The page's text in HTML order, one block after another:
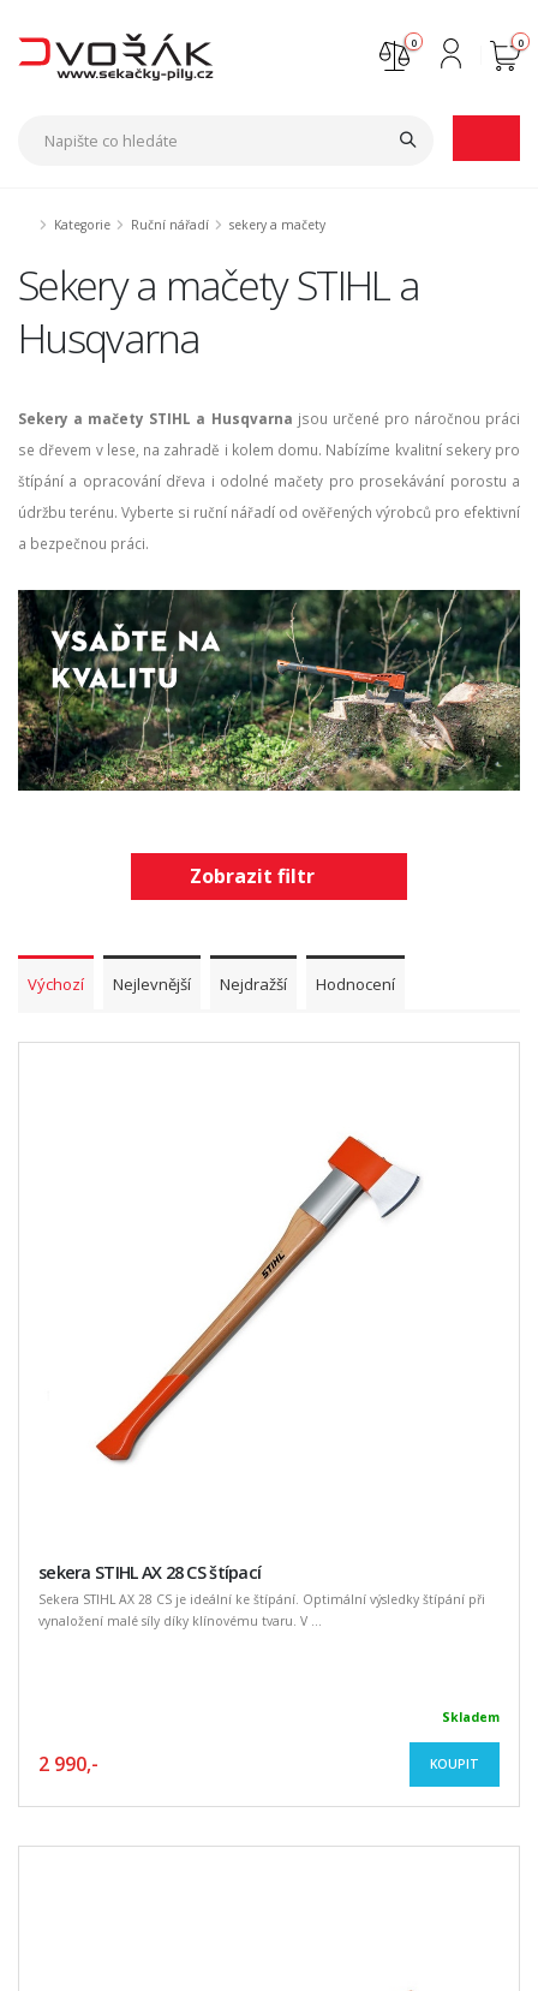
0
0
Kategorie Ruční nářadí sekery a mačety
Sekery a mačety STIHL a
Husqvarna
Sekery a mačety STIHL a Husqvarna jsou určené pro náročnou práci
se dřevem v lese, na zahradě i kolem domu. Nabízíme kvalitní sekery pro
štípání a opracování dřeva i odolné mačety pro prosekávání porostu a
údržbu terénu. Vyberte si ruční nářadí od ověřených výrobců pro efektivní
a bezpečnou práci.
Zobrazit filtr
Výchozí Nejlevnější Nejdražší Hodnocení
sekera STIHL AX 28 CS štípací
Sekera STIHL AX 28 CS je ideální ke štípání. Optimální výsledky štípání při
vynaložení malé síly díky klínovému tvaru. V ...
Skladem
2 990,- KOUPIT